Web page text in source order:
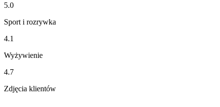
5.0
Sport i rozrywka
4.1
Wyżywienie
4.7
Zdjęcia klientów